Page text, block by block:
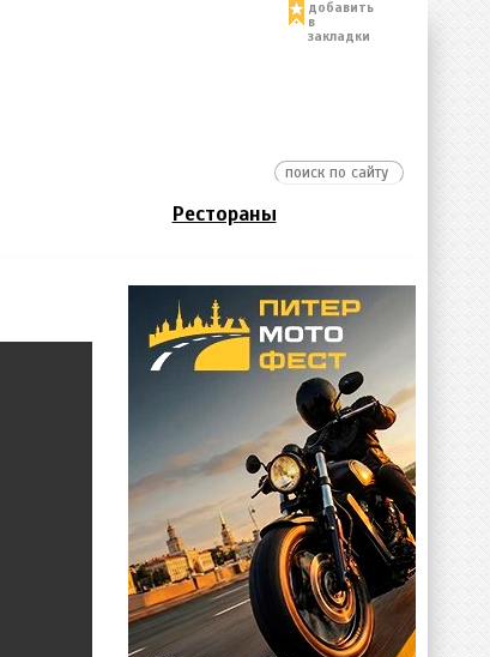
добавить
в
закладки
Рестораны